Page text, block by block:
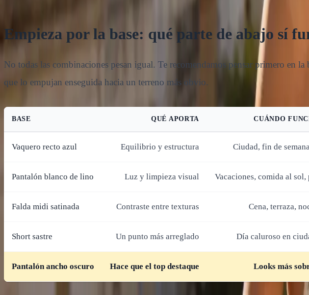
Empieza por la base: qué parte de abajo sí
No todas las combinaciones pesan igual. Te recomendamos pensar primero en
que lo empujan enseguida hacia un terreno más obvio.
BASE QUÉ APORTA CUÁNDO
Vaquero recto azul Equilibrio y estructura Ciudad, fin de
Pantalón blanco de lino Luz y limpieza visual Vacaciones, comida al sol,
Falda midi satinada Contraste entre texturas Cena, terraza,
Short sastre Un punto más arreglado Día caluroso en
Pantalón ancho oscuro Hace que el top destaque Looks más